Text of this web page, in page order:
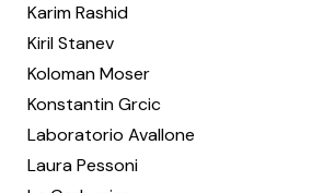
Karim Rashid
Kiril Stanev
Koloman Moser
Konstantin Grcic
Laboratorio Avallone
Laura Pessoni